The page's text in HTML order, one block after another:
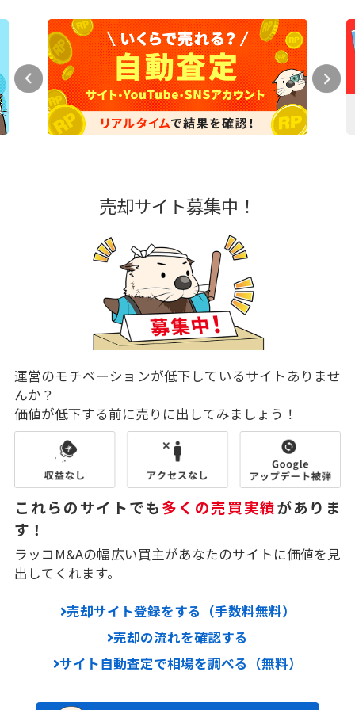
売却サイト募集中！
運営のモチベーションが低下しているサイトありませ
んか？
価値が低下する前に売りに出してみましょう！
これらのサイトでも多くの売買実績がありま
す！
ラッコM&Aの幅広い買主があなたのサイトに価値を見
出してくれます。
売却サイト登録をする（手数料無料）
売却の流れを確認する
サイト自動査定で相場を調べる（無料）